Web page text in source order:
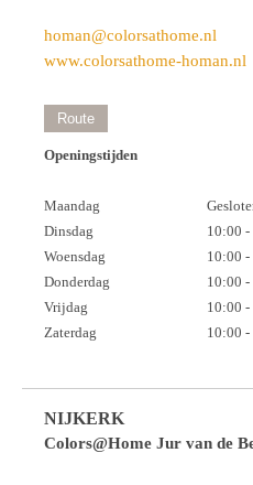
homan@colorsathome.nl
www.colorsathome-homan.nl
Route
Openingstijden
Maandag
Dinsdag
10:00 -
Woensdag
10:00 -
Donderdag
10:00 -
Vrijdag
10:00 -
Zaterdag
10:00 -
NIJKERK
Colors@Home Jur van de